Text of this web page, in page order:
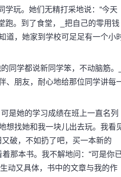
玩。她们无精打采地说：“今天
跑。到了食堂，_把自己的零用钱
道，她家到学校可足足有一个小
学都说新同学笨，不动脑筋。_
、朋友，耐心地给那位同学讲每
是她的学习成绩在班上一直名列
想找她和我一块儿出去玩。我看
破，不如扔了吧，买一本新的
那本书。我不解地问：“可是你
动又具体，书中的文章与我的作